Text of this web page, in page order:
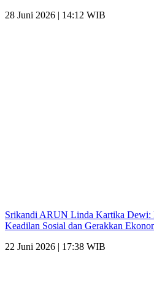
28 Juni 2026 | 14:12 WIB
Srikandi ARUN Linda Kartika Dewi:
Keadilan Sosial dan Gerakkan
22 Juni 2026 | 17:38 WIB